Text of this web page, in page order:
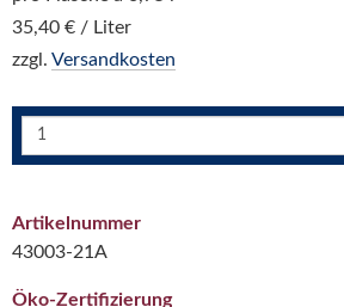
35,40 € / Liter
zzgl. Versandkosten
Artikelnummer
43003-21A
Öko-Zertifizierung